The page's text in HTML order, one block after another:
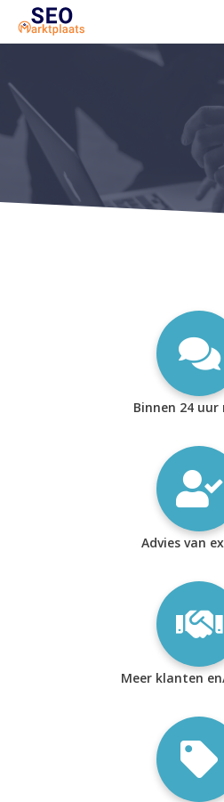
SEO tools
Marketeer bij jou
Offerte
1. Seo voor
2.
Binnen 24 uur
Advies van
Meer klanten